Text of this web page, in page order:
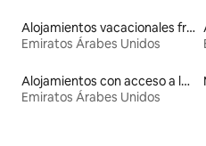
Alojamientos vacacionales frente a la playa
Emiratos Árabes Unidos
Alojamientos con acceso a la playa
Emiratos Árabes Unidos